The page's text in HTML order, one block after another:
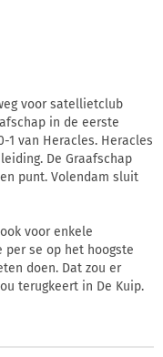
voor satellietclub
in de eerste
van Heracles. Heracles
De Graafschap
punt. Volendam sluit
voor enkele
per se op het hoogste
doen. Dat zou er
terugkeert in De Kuip.